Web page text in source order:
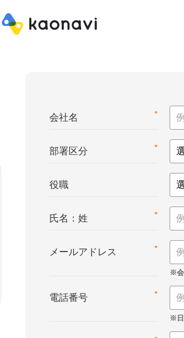
*
会社名
*
部署区分
役職
*
氏名：姓
*
メールアドレス
*
電話番号